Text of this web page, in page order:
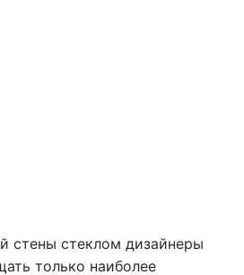
стены стеклом дизайнеры
только наиболее